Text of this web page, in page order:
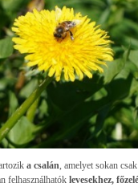
a csalán , amelyet sokan
felhasználhatóklevesekhez,